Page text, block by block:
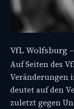
VfL Wolfsburg
Auf Seiten des
Veränderungen
deutet auf den
zuletzt gegen